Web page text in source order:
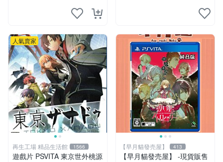
人氣賣家
再生工場 精品生活館 1566
遊戲片 PSVITA 東京世外桃源
【早月貓發売屋】 413
【早月貓發売屋】 -現貨販售